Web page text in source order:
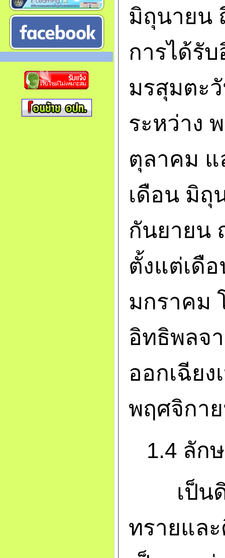
มิถุนายน
การได้รั
มรสุมตะ
ระหว่าง
ตุลาคม แ
เดือน มิถุ
กันยายน
ตั้งแต่เดื
มกราคม
อิทธิพลจ
ออกเฉียง
พฤศจิกา
1.4 ลัก
เป็นดิน
ทรายแล